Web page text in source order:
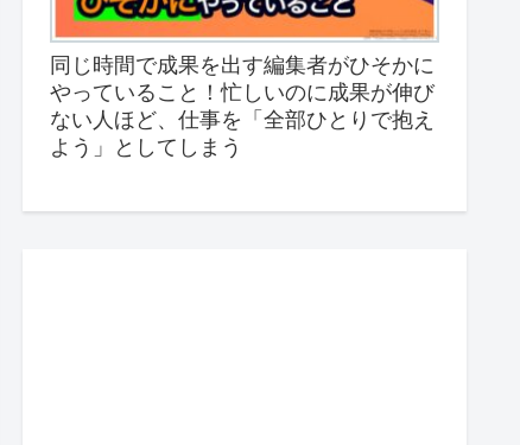
同じ時間で成果を出す編集者がひそかに
やっていること！忙しいのに成果が伸び
ない人ほど、仕事を「全部ひとりで抱え
よう」としてしまう